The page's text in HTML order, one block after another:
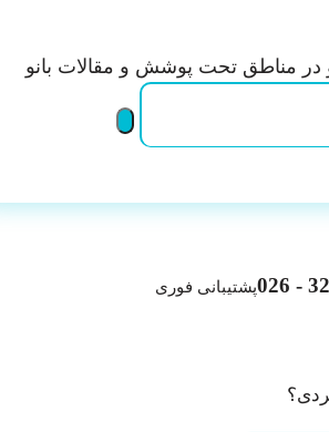
مناطق تحت پوشش و مقالات بانو
پشتیبانی فوری